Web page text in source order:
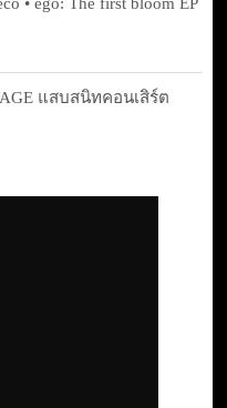
แสบสนิทคอนเสิร์ต